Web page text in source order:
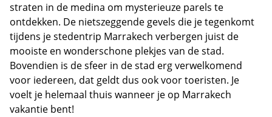
straten in de medina om mysterieuze parels te
ontdekken. De nietszeggende gevels die je tegenkomt
tijdens je stedentrip Marrakech verbergen juist de
mooiste en wonderschone plekjes van de stad.
Bovendien is de sfeer in de stad erg verwelkomend
voor iedereen, dat geldt dus ook voor toeristen. Je
voelt je helemaal thuis wanneer je op Marrakech
vakantie bent!